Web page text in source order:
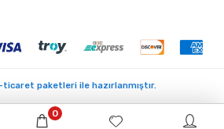
0
ticaret paketleri ile hazırlanmıştır.